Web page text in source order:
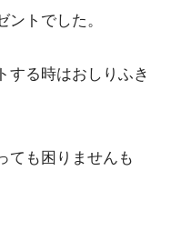
トでした。
する時はおしりふき
ても困りませんも